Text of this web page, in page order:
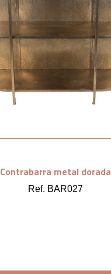
Contrabarra metal dorada
Ref. BAR027